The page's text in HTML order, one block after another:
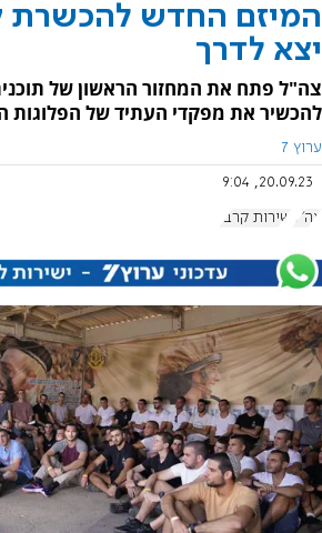
המיזם החדש להכשרת
יצא לדרך
צה"ל פתח את המחזור הראשון של
להכשיר את מפקדי העתיד של הפלוגות
ערוץ 7
20.09.23, 9:04
צה"ל שירות קרבי